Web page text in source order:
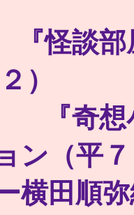
談部
）
集
ン（平
横田順